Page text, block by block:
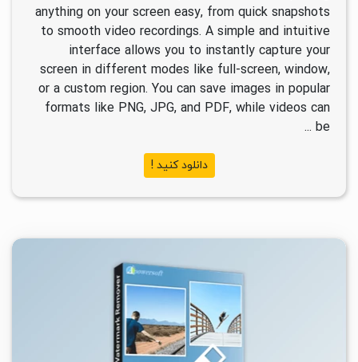
anything on your screen easy, from quick snapshots
to smooth video recordings. A simple and intuitive
interface allows you to instantly capture your
screen in different modes like full-screen, window,
or a custom region. You can save images in popular
formats like PNG, JPG, and PDF, while videos can
be ...
دانلود کنید !